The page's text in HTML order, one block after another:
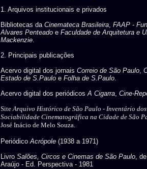
1. Arquivos institucionais e privados
Bibliotecas da Cinemateca Brasileira, FAAP -
Alvares Penteado e Faculdade de Arquitetura e
Mackenzie.
2. Principais publicações
Acervo digital dos jornais Correio de São Paulo,
Estado de S.Paulo e Folha de S.Paulo.
Acervo digital dos periódicosA Cigarra, Cine-
SiteArquivo Histórico de São Paulo - Inventário dos
Sociabilidade Cinematográfica na Cidade de São
José Inácio de Melo Souza.
PeriódicoAcrópole (1938 a 1971)
Livro Salões, Circos e Cinemas de São Paulo,
Araújo - Ed. Perspectiva - 1981